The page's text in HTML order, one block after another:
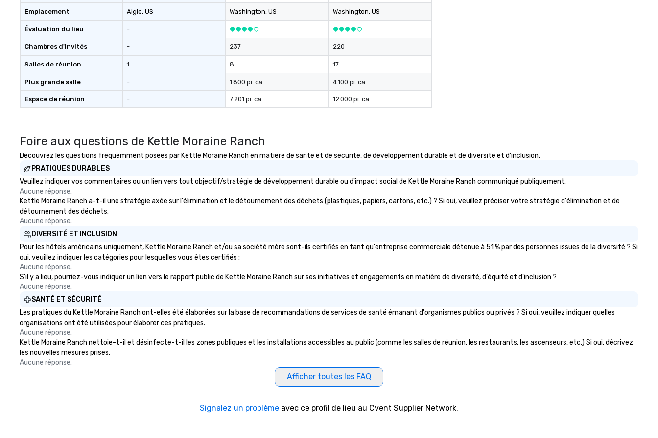
Emplacement
Évaluation du lieu
Chambres d'invités
Salles de réunion
Plus grande salle
Espace de réunion
Aigle, US
-
-
1
-
-
Washington, US
237
8
1 800 pi. ca.
7 201 pi. ca.
Washington, US
220
17
4 100 pi. ca.
12 000 pi. ca.
Foire aux questions de Kettle Moraine Ranch
Découvrez les questions fréquemment posées par Kettle Moraine Ranch en matière de santé et de sécurité, de développement durable et de diversité et d'inclusion.
PRATIQUES DURABLES
Veuillez indiquer vos commentaires ou un lien vers tout objectif/stratégie de développement durable ou d'impact social de Kettle Moraine Ranch communiqué publiquement.
Aucune réponse.
Kettle Moraine Ranch a-t-il une stratégie axée sur l'élimination et le détournement des déchets (plastiques, papiers, cartons, etc.) ? Si oui, veuillez préciser votre stratégie d'élimination et de
détournement des déchets.
Aucune réponse.
DIVERSITÉ ET INCLUSION
Pour les hôtels américains uniquement, Kettle Moraine Ranch et/ou sa société mère sont-ils certifiés en tant qu'entreprise commerciale détenue à 51 % par des personnes issues de la diversité ? Si
oui, veuillez indiquer les catégories pour lesquelles vous êtes certifiés :
Aucune réponse.
S'il y a lieu, pourriez-vous indiquer un lien vers le rapport public de Kettle Moraine Ranch sur ses initiatives et engagements en matière de diversité, d'équité et d'inclusion ?
Aucune réponse.
SANTÉ ET SÉCURITÉ
Les pratiques du Kettle Moraine Ranch ont-elles été élaborées sur la base de recommandations de services de santé émanant d'organismes publics ou privés ? Si oui, veuillez indiquer quelles
organisations ont été utilisées pour élaborer ces pratiques.
Aucune réponse.
Kettle Moraine Ranch nettoie-t-il et désinfecte-t-il les zones publiques et les installations accessibles au public (comme les salles de réunion, les restaurants, les ascenseurs, etc.) Si oui, décrivez
les nouvelles mesures prises.
Aucune réponse.
Afficher toutes les FAQ
Signalez un problème avec ce profil de lieu au Cvent Supplier Network.